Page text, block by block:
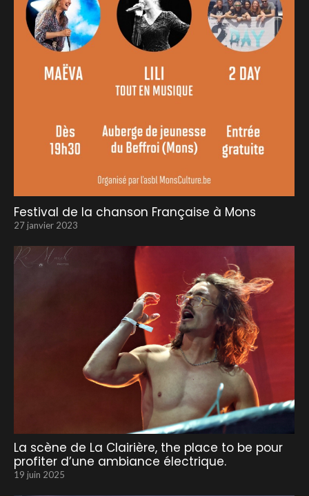
Festival de la chanson Française à Mons
27 janvier 2023
La scène de La Clairière, the place to be pour
profiter d’une ambiance électrique.
19 juin 2025